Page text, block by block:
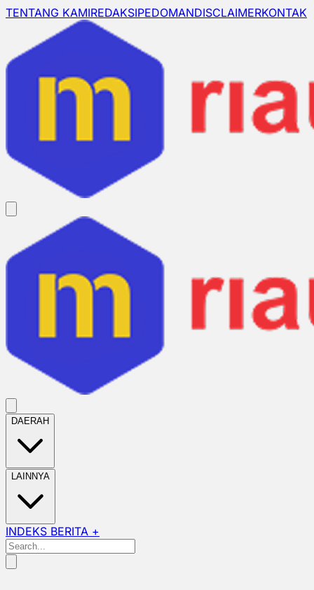
TENTANG KAMIREDAKSIPEDOMANDISCLAIMERKONTAK
DAERAH
LAINNYA
INDEKS BERITA +